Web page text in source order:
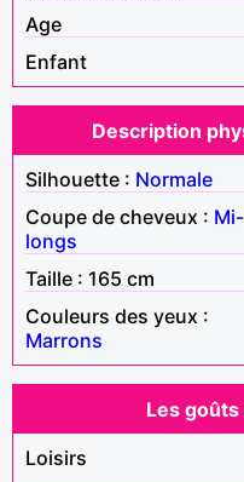
Age
Enfant
Description
Silhouette : Normale
Coupe de cheveux : Mi-
longs
Taille : 165 cm
Couleurs des yeux :
Marrons
Les
Loisirs